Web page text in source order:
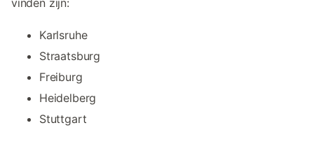
Karlsruhe
Straatsburg
Freiburg
Heidelberg
Stuttgart